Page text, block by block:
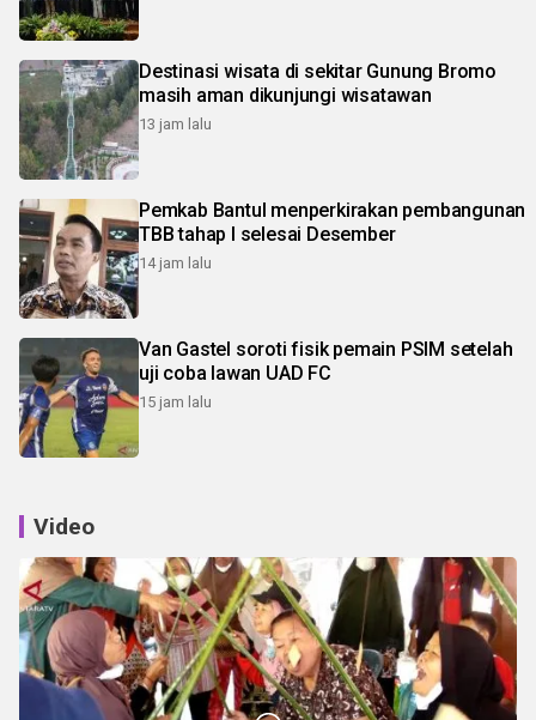
Destinasi wisata di sekitar Gunung Bromo
masih aman dikunjungi wisatawan
13 jam lalu
Pemkab Bantul menperkirakan pembangunan
TBB tahap I selesai Desember
14 jam lalu
Van Gastel soroti fisik pemain PSIM setelah
uji coba lawan UAD FC
15 jam lalu
Video